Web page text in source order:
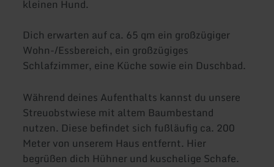
kleinen Hund.
Dich erwarten auf ca. 65 qm ein großzügiger
Wohn-/Essbereich, ein großzügiges
Schlafzimmer, eine Küche sowie ein Duschbad.
Während deines Aufenthalts kannst du unsere
Streuobstwiese mit altem Baumbestand
nutzen. Diese befindet sich fußläufig ca. 200
Meter von unserem Haus entfernt. Hier
begrüßen dich Hühner und kuschelige Schafe.